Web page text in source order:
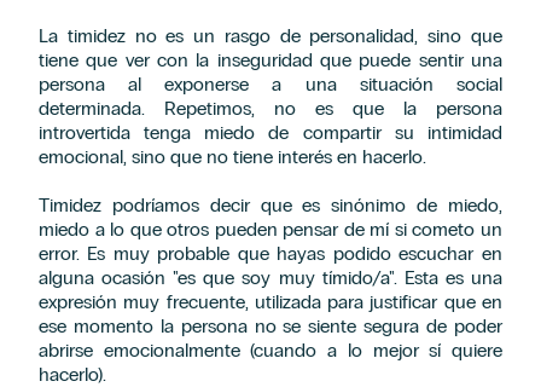
La timidez no es un rasgo de personalidad, sino que
tiene que ver con la inseguridad que puede sentir una
persona al exponerse a una situación social
determinada. Repetimos, no es que la persona
introvertida tenga miedo de compartir su intimidad
emocional, sino que no tiene interés en hacerlo.
Timidez podríamos decir que es sinónimo de miedo,
miedo a lo que otros pueden pensar de mí si cometo un
error. Es muy probable que hayas podido escuchar en
alguna ocasión "es que soy muy tímido/a". Esta es una
expresión muy frecuente, utilizada para justificar que en
ese momento la persona no se siente segura de poder
abrirse emocionalmente (cuando a lo mejor sí quiere
hacerlo).